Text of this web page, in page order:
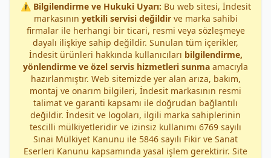
⚠️ Bilgilendirme ve Hukuki Uyarı: Bu web sitesi, İndesit
markasının yetkili servisi değildirve marka sahibi
firmalar ile herhangi bir ticari, resmi veya sözleşmeye
dayalı ilişkiye sahip değildir. Sunulan tüm içerikler,
İndesit ürünleri hakkında kullanıcıları bilgilendirme,
yönlendirme ve özel servis hizmetleri sunma amacıyla
hazırlanmıştır. Web sitemizde yer alan arıza, bakım,
montaj ve onarım bilgileri, İndesit markasının resmi
talimat ve garanti kapsamı ile doğrudan bağlantılı
değildir. İndesit ve logoları, ilgili marka sahiplerinin
tescilli mülkiyetleridir ve izinsiz kullanımı 6769 sayılı
Sınai Mülkiyet Kanunu ile 5846 sayılı Fikir ve Sanat
Eserleri Kanunu kapsamında yasal işlem gerektirir. Site